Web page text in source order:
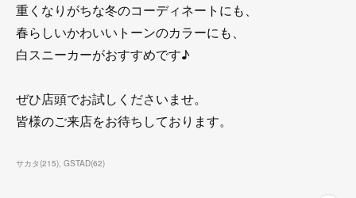
重くなりがちな冬のコーディネートにも、
春らしいかわいいトーンのカラーにも、
白スニーカーがおすすめです♪
ぜひ店頭でお試しくださいませ。
皆様のご来店をお待ちしております。
サカタ(215) GSTAD(62)